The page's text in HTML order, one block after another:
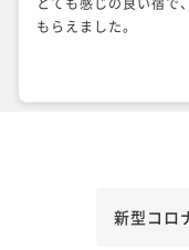
もらえました。
新型コロ